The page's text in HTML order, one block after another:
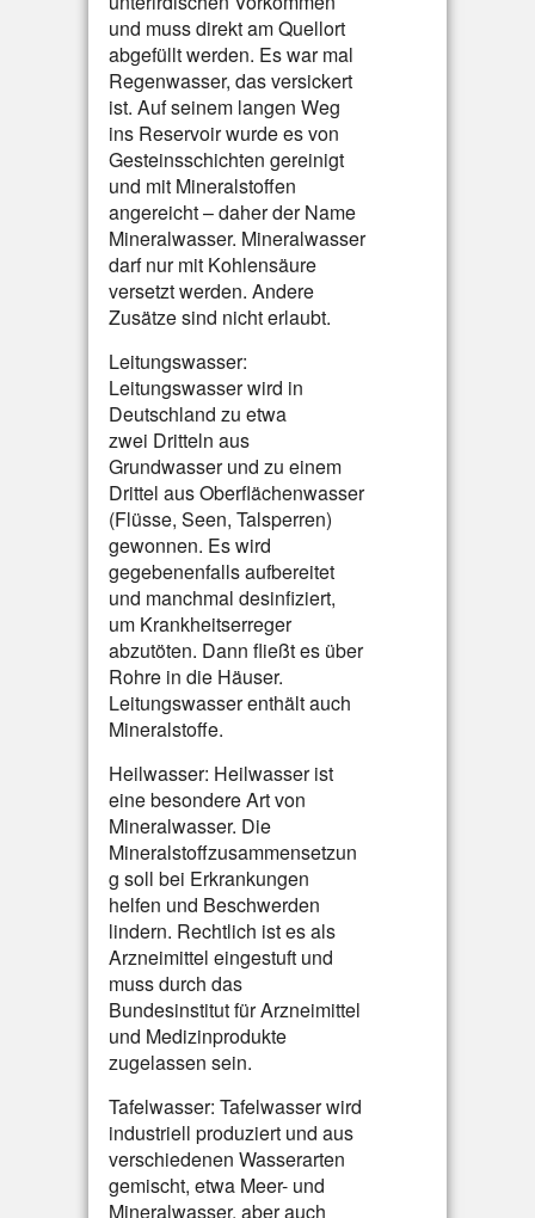
und muss direkt am Quellort
abgefüllt werden. Es war mal
Regenwasser, das versickert
ist. Auf seinem langen Weg
ins Reservoir wurde es von
Gesteinsschichten gereinigt
und mit Mineralstoffen
angereicht – daher der Name
Mineralwasser. Mineralwasser
darf nur mit Kohlensäure
versetzt werden. Andere
Zusätze sind nicht erlaubt.
Leitungswasser:
Leitungswasser wird in
Deutschland zu etwa
zwei Dritteln aus
Grundwasser und zu einem
Drittel aus Oberflächenwasser
(Flüsse, Seen, Talsperren)
gewonnen. Es wird
gegebenenfalls aufbereitet
und manchmal desinfiziert,
um Krankheitserreger
abzutöten. Dann fließt es über
Rohre in die Häuser.
Leitungswasser enthält auch
Mineralstoffe.
Heilwasser: Heilwasser ist
eine besondere Art von
Mineralwasser. Die
Mineralstoffzusammensetzun
g soll bei Erkrankungen
helfen und Beschwerden
lindern. Rechtlich ist es als
Arzneimittel eingestuft und
muss durch das
Bundesinstitut für Arzneimittel
und Medizinprodukte
zugelassen sein.
Tafelwasser: Tafelwasser wird
industriell produziert und aus
verschiedenen Wasserarten
gemischt, etwa Meer- und
Mineralwasser, aber auch